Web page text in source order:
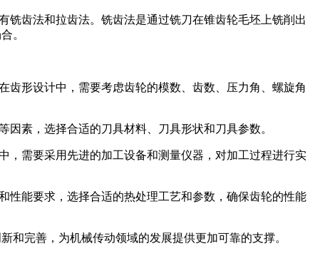
铣齿法和拉齿法。铣齿法是通过铣刀在锥齿轮毛坯上铣削出
。
齿形设计中，需要考虑齿轮的模数、齿数、压力角、螺旋角
素，选择合适的刀具材料、刀具形状和刀具参数。
，需要采用先进的加工设备和测量仪器，对加工过程进行实
性能要求，选择合适的热处理工艺和参数，确保齿轮的性能
和完善，为机械传动领域的发展提供更加可靠的支撑。